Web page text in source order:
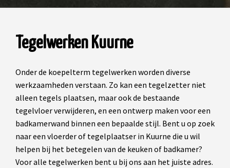
Tegelwerken Kuurne
Onder de koepelterm tegelwerken worden diverse
werkzaamheden verstaan. Zo kan een tegelzetter niet
alleen tegels plaatsen, maar ook de bestaande
tegelvloer verwijderen, en een ontwerp maken voor een
badkamerwand binnen een bepaalde stijl. Bent u op zoek
naar een vloerder of tegelplaatser in Kuurne die u wil
helpen bij het betegelen van de keuken of badkamer?
Voor alle tegelwerken bent u bij ons aan het juiste adres.